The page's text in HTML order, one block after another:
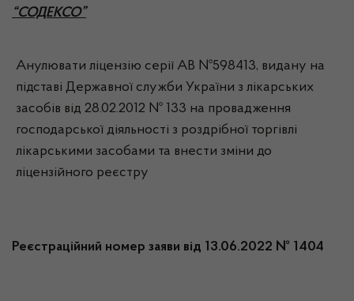
“СОДЕКСО”
Анулювати ліцензію серії АВ №598413, видану на
підставі Державної служби України з лікарських
засобів від 28.02.2012 № 133 на провадження
господарської діяльності з роздрібної торгівлі
лікарськими засобами та внести зміни до
ліцензійного реєстру
Реєстраційний номер заяви від 13.06.2022 № 1404